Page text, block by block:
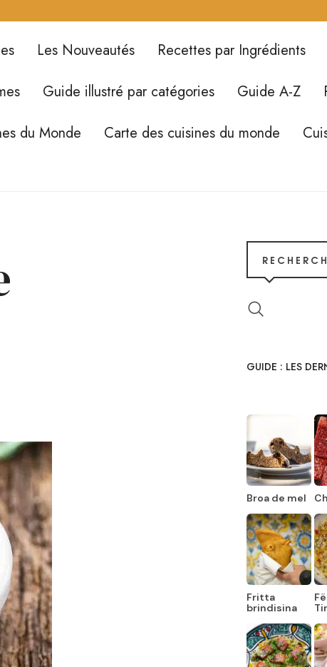
Les Nouveautés Recettes par Ingrédients
Guide illustré par catégories Guide A-Z
du Monde
Carte des cuisines du monde
GUIDE : LES
Broa de mel
Fritta
brindisina